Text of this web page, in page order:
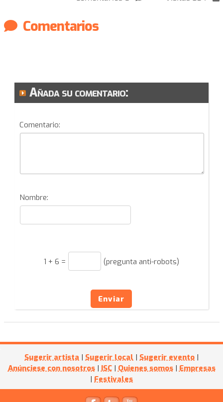
Comentarios
Añada su comentario:
Comentario:
Nombre:
1 + 6 = (pregunta anti-robots)
Enviar
Sugerir artista | Sugerir local | Sugerir evento |
Anúnciese con nosotros | ISC | Quienes somos | Empresas
| Festivales